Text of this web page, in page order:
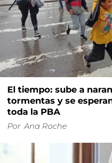
El tiempo: sube a
tormentas y se
toda la PBA
Por Ana Roche